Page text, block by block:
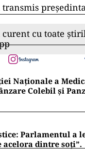
cu toate
Naționale a
Colebil și
Parlamentul a
acelora dintre soți”.